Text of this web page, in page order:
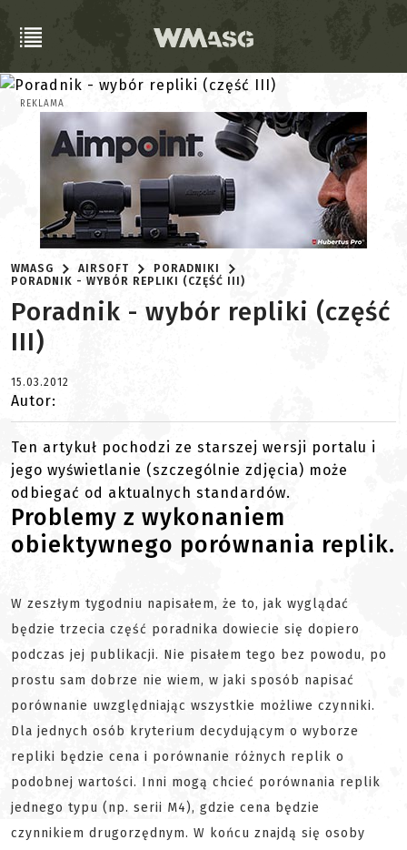
REKLAMA
WMASG AIRSOFT
PORADNIKI
PORADNIK - WYBÓR REPLIKI (CZĘŚĆ III)
Poradnik - wybór repliki (część
III)
15.03.2012
Autor:
Ten artykuł pochodzi ze starszej wersji portalu i
jego wyświetlanie (szczególnie zdjęcia) może
odbiegać od aktualnych standardów.
Problemy z wykonaniem
obiektywnego porównania replik.
W zeszłym tygodniu napisałem, że to, jak wyglądać
będzie trzecia część poradnika dowiecie się dopiero
podczas jej publikacji. Nie pisałem tego bez powodu, po
prostu sam dobrze nie wiem, w jaki sposób napisać
porównanie uwzględniając wszystkie możliwe czynniki.
Dla jednych osób kryterium decydującym o wyborze
repliki będzie cena i porównanie różnych replik o
podobnej wartości. Inni mogą chcieć porównania replik
jednego typu (np. serii M4), gdzie cena będzie
czynnikiem drugorzędnym. W końcu znajdą się osoby